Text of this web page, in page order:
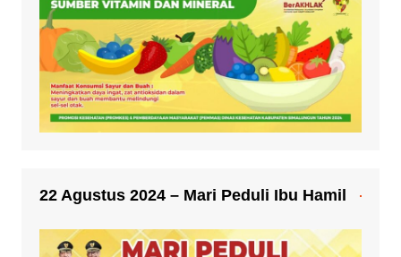
22 Agustus 2024 – Mari Peduli Ibu Hamil